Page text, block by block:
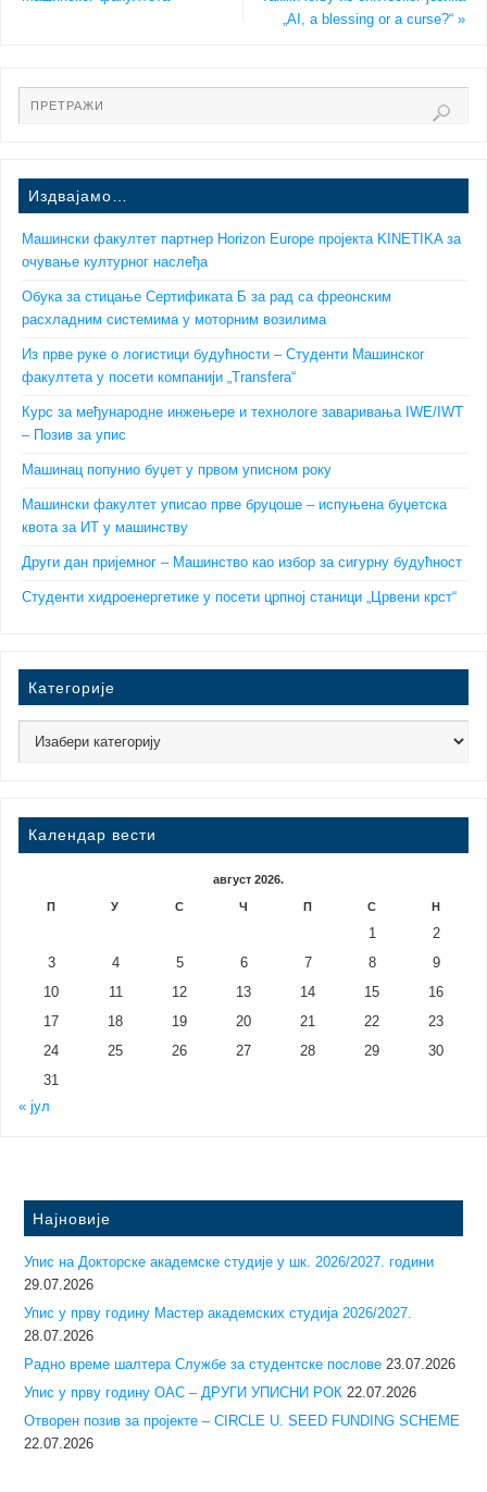
„AI, a blessing or a curse?“»
Издвајамо…
Машински факултет партнер Horizon Europe пројекта KINETIKA за
очување културног наслеђа
Обука за стицање Сертификата Б за рад са фреонским
расхладним системима у моторним возилима
Из прве руке о логистици будућности – Студенти Машинског
факултета у посети компанији „Transfera“
Курс за међународне инжењере и технологе заваривања IWE/IWT
– Позив за упис
Машинац попунио буџет у првом уписном року
Машински факултет уписао прве бруцоше – испуњена буџетска
квота за ИТ у машинству
Други дан пријемног – Машинство као избор за сигурну будућност
Студенти хидроенергетике у посети црпној станици „Црвени крст“
Категорије
Календар вести
август 2026.
П У С Ч П С Н
1
2
3
4 5 6 7 8
9
10
11 12 13 14 15
16
17
18 19 20 21 22
23
24
25 26 27 28 29
30
31
« јул
Најновије
Упис на Докторске академске студије у шк. 2026/2027. години
29.07.2026
Упис у прву годину Mастер академских студија 2026/2027.
28.07.2026
Радно време шалтера Службе за студентске послове 23.07.2026
Упис у прву годину ОАС – ДРУГИ УПИСНИ РОК 22.07.2026
Отворен позив за пројекте – CIRCLE U. SEED FUNDING SCHEME
22.07.2026